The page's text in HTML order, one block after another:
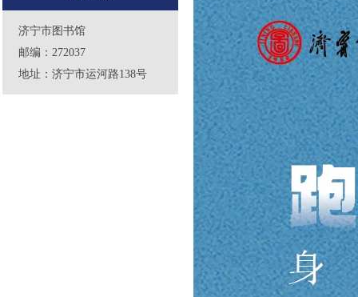
济宁市图书馆
邮编：272037
地址：济宁市运河路138号